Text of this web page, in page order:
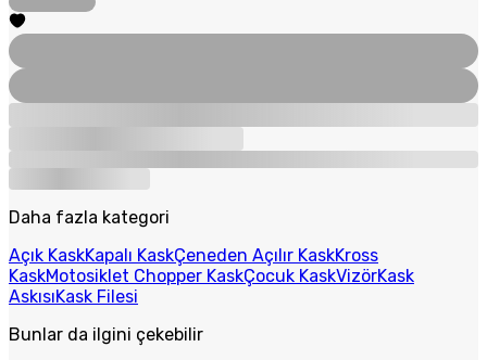
Daha fazla kategori
Açık KaskKapalı KaskÇeneden Açılır KaskKross
KaskMotosiklet Chopper KaskÇocuk KaskVizörKask
AskısıKask Filesi
Bunlar da ilgini çekebilir